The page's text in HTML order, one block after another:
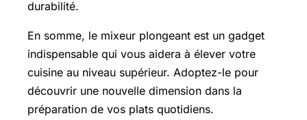
durabilité.
En somme, le mixeur plongeant est un gadget
indispensable qui vous aidera à élever votre
cuisine au niveau supérieur. Adoptez-le pour
découvrir une nouvelle dimension dans la
préparation de vos plats quotidiens.